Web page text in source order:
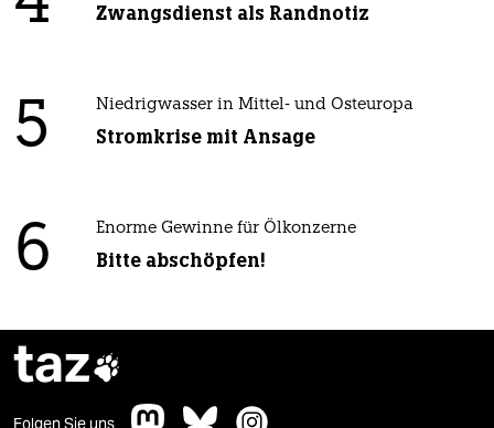
Zwangsdienst als Randnotiz
5 Niedrigwasser in Mittel- und Osteuropa
Stromkrise mit Ansage
6 Enorme Gewinne für Ölkonzerne
Bitte abschöpfen!
taz
Folgen Sie uns